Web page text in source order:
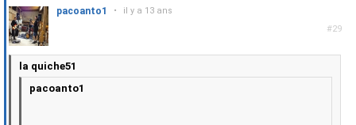
#29
pacoanto1 • il y a 13 ans
la quiche51
pacoanto1